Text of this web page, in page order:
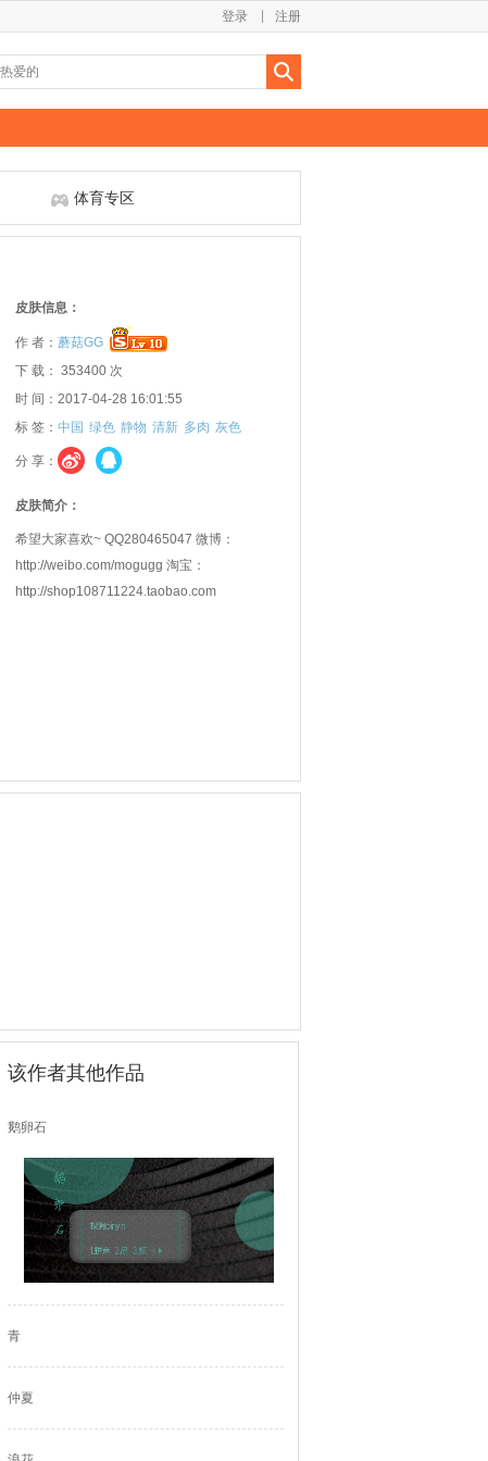
注册
登录
体育专区
皮肤信息：
作 者： 蘑菇GG
下 载： 353400 次
时 间：2017-04-28 16:01:55
标 签： 中国 绿色 静物 清新 多肉 灰色
分 享：
皮肤简介：
希望大家喜欢~ QQ280465047 微博：
http://weibo.com/mogugg 淘宝：
http://shop108711224.taobao.com
该作者其他作品
鹅卵石
青
仲夏